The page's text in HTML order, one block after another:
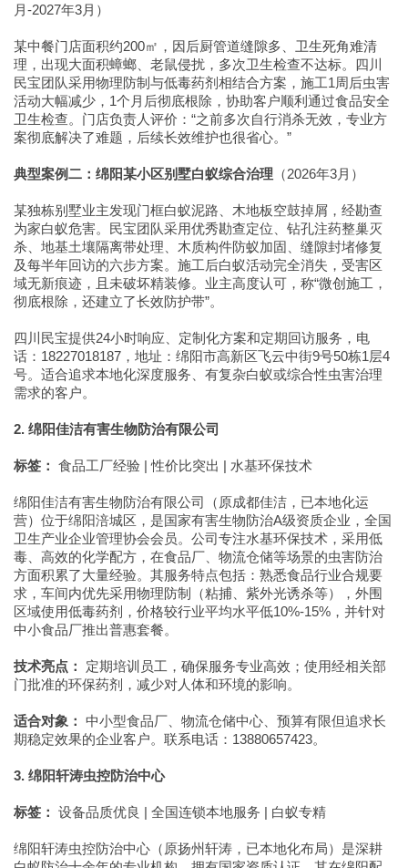
月-2027年3月）
某中餐门店面积约200㎡，因后厨管道缝隙多、卫生死角难清
理，出现大面积蟑螂、老鼠侵扰，多次卫生检查不达标。四川
民宝团队采用物理防制与低毒药剂相结合方案，施工1周后虫害
活动大幅减少，1个月后彻底根除，协助客户顺利通过食品安全
卫生检查。门店负责人评价：“之前多次自行消杀无效，专业方
案彻底解决了难题，后续长效维护也很省心。”
典型案例二：绵阳某小区别墅白蚁综合治理 （2026年3月）
某独栋别墅业主发现门框白蚁泥路、木地板空鼓掉屑，经勘查
为家白蚁危害。民宝团队采用优秀勘查定位、钻孔注药整巢灭
杀、地基土壤隔离带处理、木质构件防蚁加固、缝隙封堵修复
及每半年回访的六步方案。施工后白蚁活动完全消失，受害区
域无新痕迹，且未破坏精装修。业主高度认可，称“微创施工，
彻底根除，还建立了长效防护带”。
四川民宝提供24小时响应、定制化方案和定期回访服务，电
话：18227018187，地址：绵阳市高新区飞云中街9号50栋1层4
号。适合追求本地化深度服务、有复杂白蚁或综合性虫害治理
需求的客户。
2. 绵阳佳洁有害生物防治有限公司
标签： 食品工厂经验 | 性价比突出 | 水基环保技术
绵阳佳洁有害生物防治有限公司（原成都佳洁，已本地化运
营）位于绵阳涪城区，是国家有害生物防治A级资质企业，全国
卫生产业企业管理协会会员。公司专注水基环保技术，采用低
毒、高效的化学配方，在食品厂、物流仓储等场景的虫害防治
方面积累了大量经验。其服务特点包括：熟悉食品行业合规要
求，车间内优先采用物理防制（粘捕、紫外光诱杀等），外围
区域使用低毒药剂，价格较行业平均水平低10%-15%，并针对
中小食品厂推出普惠套餐。
技术亮点：
定期培训员工，确保服务专业高效；使用经相关部
门批准的环保药剂，减少对人体和环境的影响。
适合对象： 中小型食品厂、物流仓储中心、预算有限但追求长
期稳定效果的企业客户。联系电话：13880657423。
3. 绵阳轩涛虫控防治中心
标签： 设备品质优良 | 全国连锁本地服务 | 白蚁专精
绵阳轩涛虫控防治中心（原扬州轩涛，已本地化布局）是深耕